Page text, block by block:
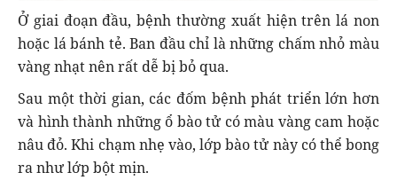
Ở giai đoạn đầu, bệnh thường xuất hiện trên lá non
hoặc lá bánh tẻ. Ban đầu chỉ là những chấm nhỏ màu
vàng nhạt nên rất dễ bị bỏ qua.
Sau một thời gian, các đốm bệnh phát triển lớn hơn
và hình thành những ổ bào tử có màu vàng cam hoặc
nâu đỏ. Khi chạm nhẹ vào, lớp bào tử này có thể bong
ra như lớp bột mịn.